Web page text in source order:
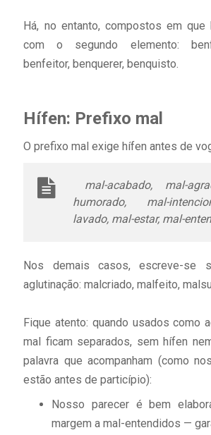
Há, no entanto, compostos em que
com o segundo elemento:
benfeitor, benquerer, benquisto.
Hífen: Prefixo mal
O prefixo mal exige hífen antes de
mal-acabado, mal-
humorado, mal-
lavado, mal-estar, mal-
Nos demais casos, escreve-se
aglutinação: malcriado, malfeito,
Fique atento: quando usados como
mal ficam separados, sem hífen
palavra que acompanham (como
estão antes de particípio):
Nosso parecer é bem
margem a mal-entendidos —